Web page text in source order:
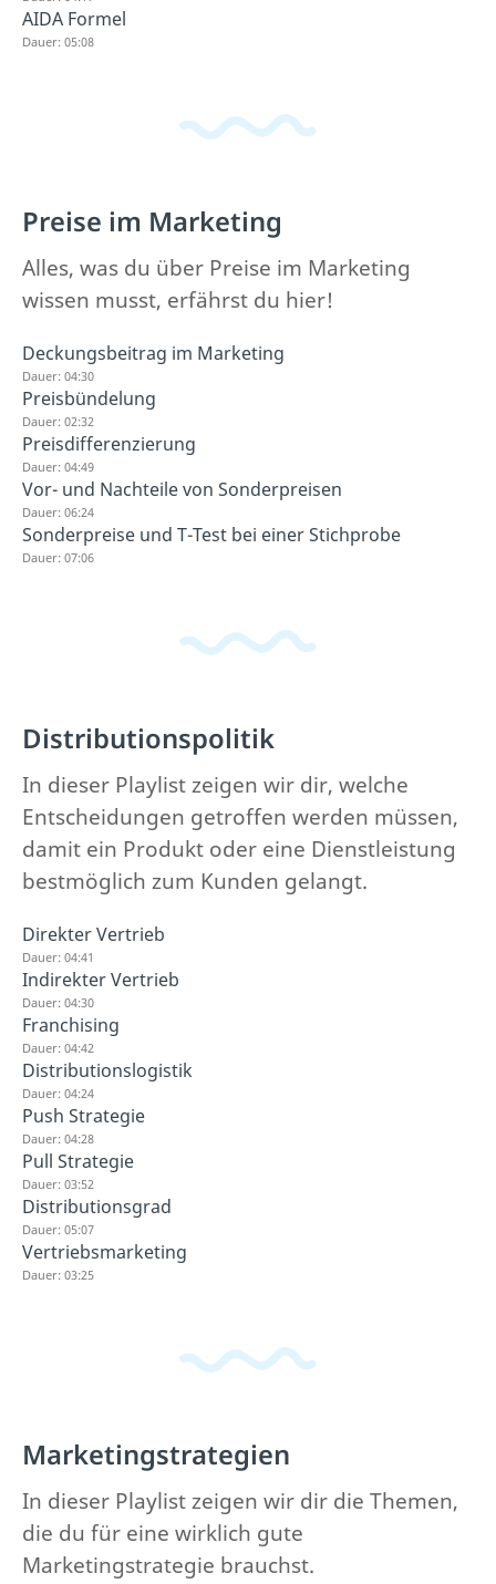
AIDA Formel
Dauer: 05:08
Preise im Marketing
Alles, was du über Preise im Marketing
wissen musst, erfährst du hier!
Deckungsbeitrag im Marketing
Dauer: 04:30
Preisbündelung
Dauer: 02:32
Preisdifferenzierung
Dauer: 04:49
Vor- und Nachteile von Sonderpreisen
Dauer: 06:24
Sonderpreise und T-Test bei einer Stichprobe
Dauer: 07:06
Distributionspolitik
In dieser Playlist zeigen wir dir, welche
Entscheidungen getroffen werden müssen,
damit ein Produkt oder eine Dienstleistung
bestmöglich zum Kunden gelangt.
Direkter Vertrieb
Dauer: 04:41
Indirekter Vertrieb
Dauer: 04:30
Franchising
Dauer: 04:42
Distributionslogistik
Dauer: 04:24
Push Strategie
Dauer: 04:28
Pull Strategie
Dauer: 03:52
Distributionsgrad
Dauer: 05:07
Vertriebsmarketing
Dauer: 03:25
Marketingstrategien
In dieser Playlist zeigen wir dir die Themen,
die du für eine wirklich gute
Marketingstrategie brauchst.